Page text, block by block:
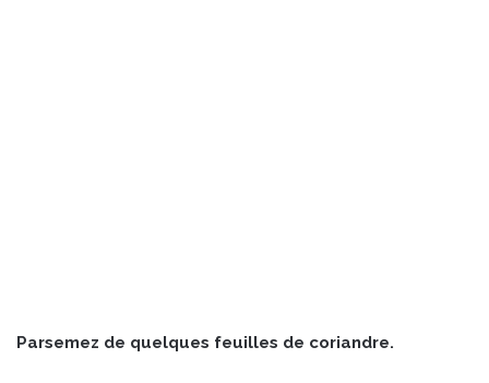
Parsemez de quelques feuilles de coriandre.